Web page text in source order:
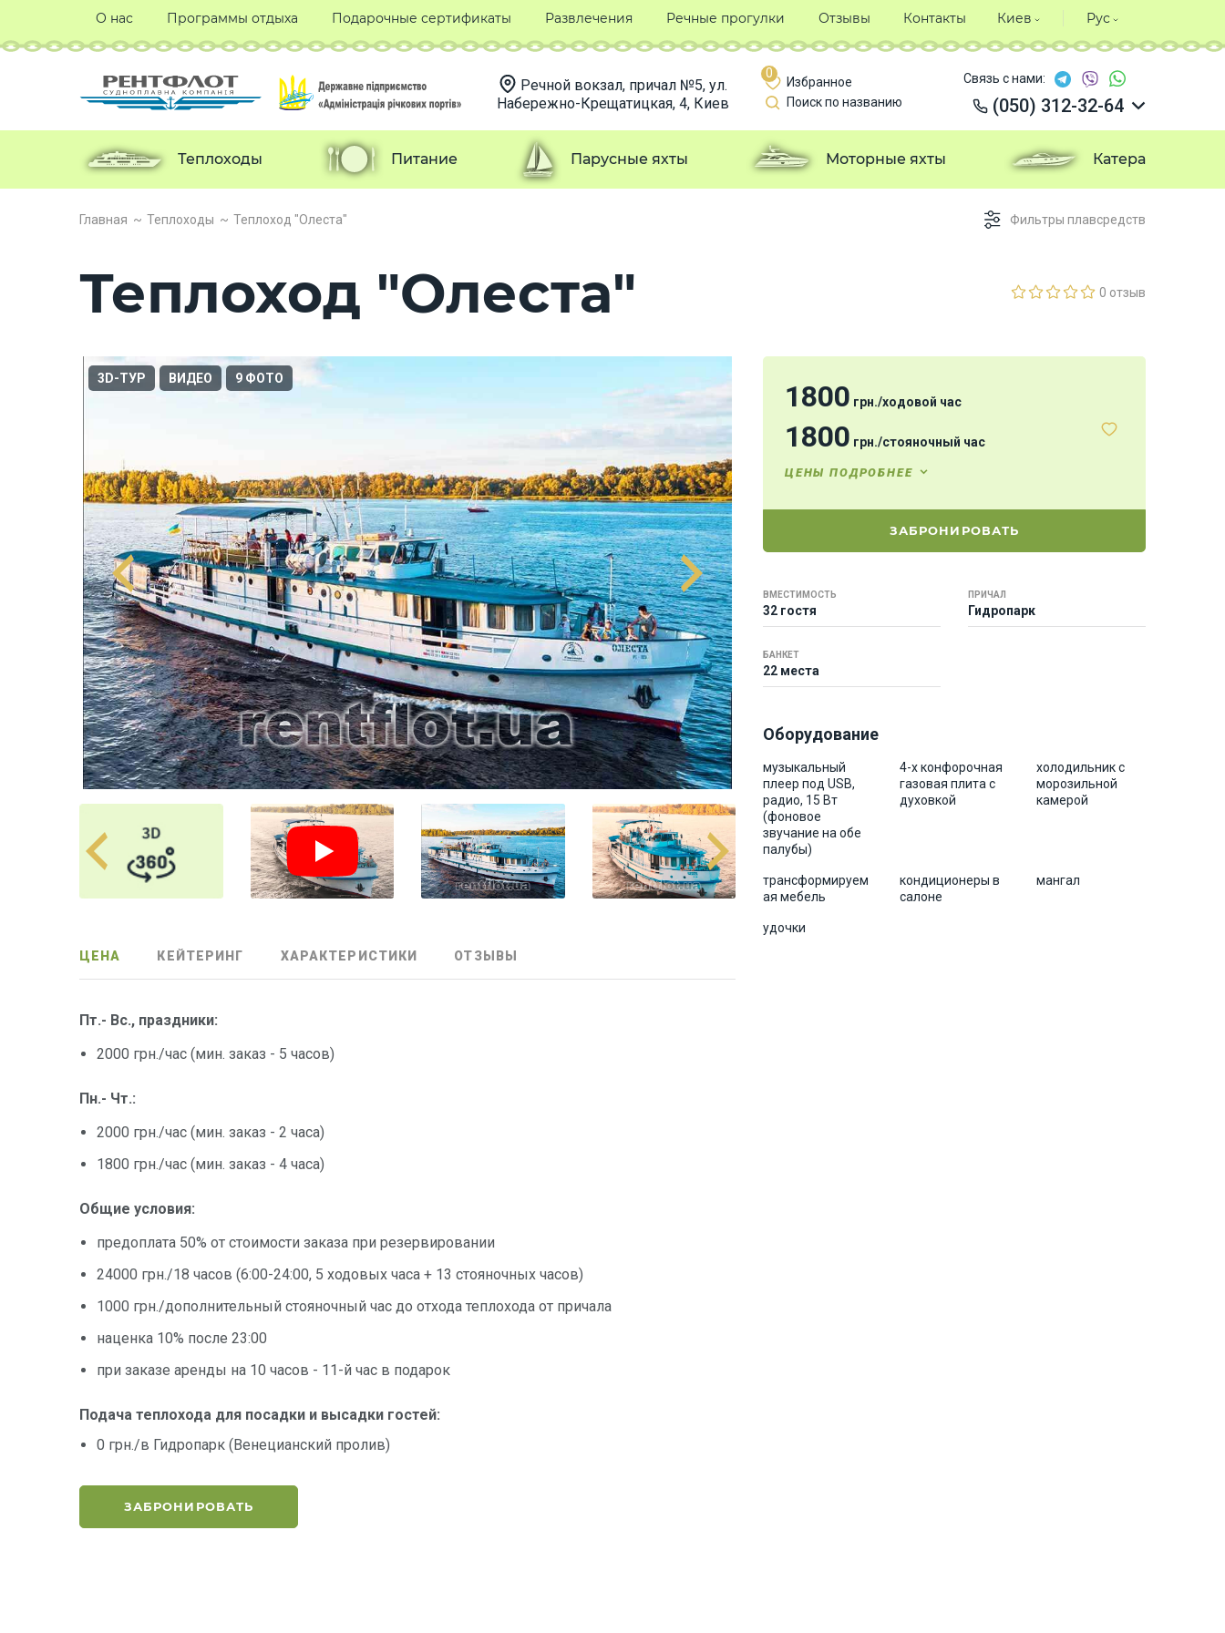
Главная Теплоходы Теплоход "Олеста" Фильтры плавсредств
0 отзыв
Теплоход "Олеста"
3D-ТУР ВИДЕО 9 ФОТО
1800 грн./ходовой час
1800 грн./стояночный час
ЦЕНЫ ПОДРОБНЕЕ
ЗАБРОНИРОВАТЬ
ВМЕСТИМОСТЬ
32 гостя
ПРИЧАЛ
Гидропарк
БАНКЕТ
22 места
Оборудование
музыкальный
плеер под USB,
радио, 15 Bт
(фоновое
звучание на обе
палубы)
4-х конфорочная
газовая плита с
духовкой
холодильник с
морозильной
камерой
трансформируем
ая мебель
кондиционеры в
салоне
мангал
удочки
ЦЕНА
КЕЙТЕРИНГ ХАРАКТЕРИСТИКИ ОТЗЫВЫ
Пт.- Вс., праздники:
2000 грн./час (мин. заказ - 5 часов)
Пн.- Чт.:
2000 грн./час (мин. заказ - 2 часа)
1800 грн./час (мин. заказ - 4 часа)
Общие условия:
предоплата 50% от стоимости заказа при резервировании
24000 грн./18 часов (6:00-24:00, 5 ходовых часа + 13 стояночных часов)
1000 грн./дополнительный стояночный час до отхода теплохода от причала
наценка 10% после 23:00
при заказе аренды на 10 часов - 11-й час в подарок
Подача теплохода для посадки и высадки гостей:
0 грн./в Гидропарк (Венецианский пролив)
ЗАБРОНИРОВАТЬ
О нас Программы отдыха Подарочные сертификаты Развлечения Речные прогулки Отзывы Контакты Киев Рус
Речной вокзал, причал №5, ул.
Набережно-Крещатицкая, 4, Киев
0
Избранное
Поиск по названию
Связь с нами:
(050) 312-32-64
(050) 312-32-64
(050) 312-32-64
(050) 312-32-64
Теплоходы Питание Парусные яхты Моторные яхты Катера